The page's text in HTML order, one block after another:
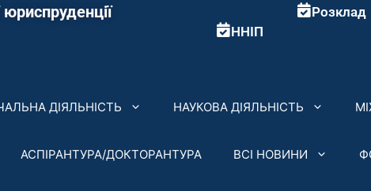
ННІП
Розклад
ДІЯЛЬНІСТЬ НАУКОВА ДІЯЛЬНІСТЬ
АСПІРАНТУРА/ДОКТОРАНТУРА ВСІ НОВИНИ